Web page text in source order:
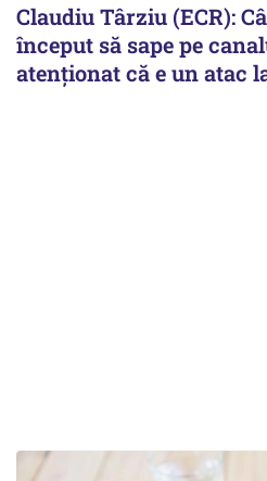
Claudiu Târziu (ECR):
început să sape pe
atenționat că e un atac